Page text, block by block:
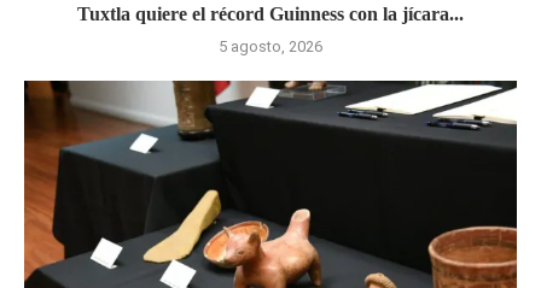
Tuxtla quiere el récord Guinness con la jícara...
5 agosto, 2026